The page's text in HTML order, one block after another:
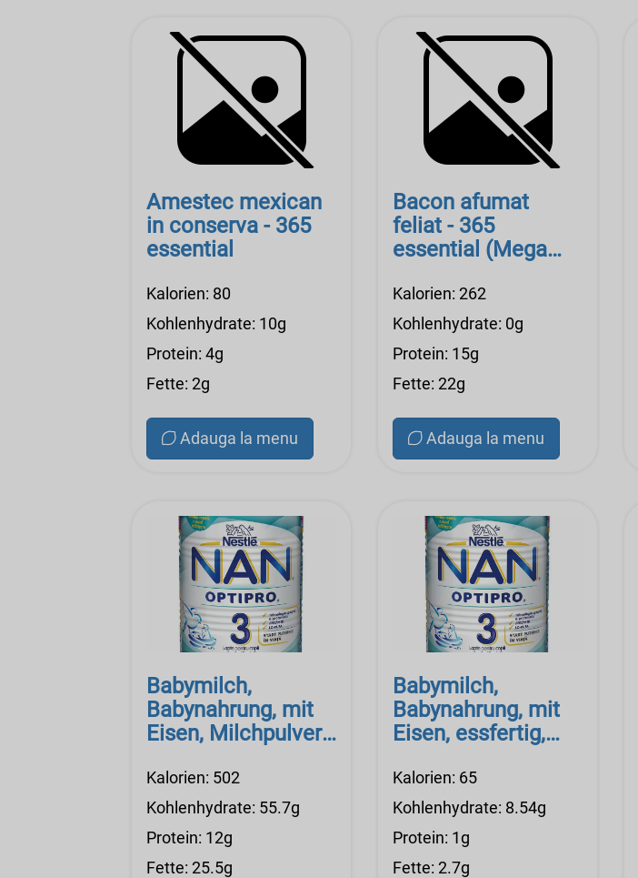
Amestec mexican
in conserva - 365
essential
Kalorien: 80
Kohlenhydrate: 10g
Protein: 4g
Fette: 2g
Adauga la menu
Bacon afumat
feliat - 365
essential (Mega
Kalorien: 262
Kohlenhydrate: 0g
Protein: 15g
Fette: 22g
Adauga la menu
Babymilch,
Babynahrung, mit
Eisen, Milchpulver,
Essentials
Sojabohne
Kalorien: 502
Kohlenhydrate: 55.7g
Protein: 12g
Fette: 25.5g
Babymilch,
Babynahrung, mit
Eisen, essfertig,
2 Essentials
Kalorien: 65
Kohlenhydrate: 8.54g
Protein: 1g
Fette: 2.7g